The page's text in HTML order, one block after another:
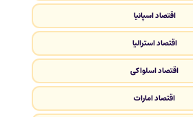
اقتصاد اسپانیا
اقتصاد استرالیا
اقتصاد اسلواکی
اقتصاد امارات